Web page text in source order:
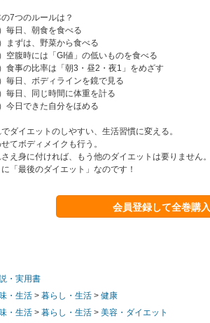
7つのルールは？
）毎日、朝食を食べる
）まずは、野菜から食べる
）空腹時には「GI値」の低いものを食べる
）食事の比率は「朝3・昼2・夜1」をめざす
）毎日、ボディラインを鏡で見る
）毎日、同じ時間に体重を計る
）今日できた自分をほめる
ダイエットのしやすい、生活習慣に変える。
てボディメイクも行う。
さえ身に付ければ、もう他のダイエットは要りません。
に「最後のダイエット」なのです！
会員登録して全巻購入
・実用書
・生活 > 暮らし・生活 > 健康
・生活 > 暮らし・生活 > 美容・ダイエット